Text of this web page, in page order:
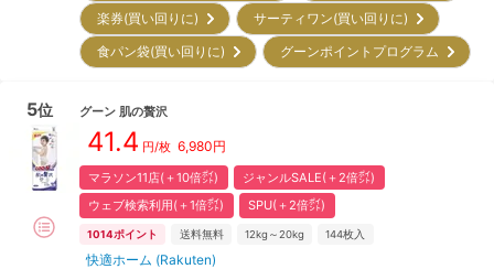
楽券(買い回りに)
サーティワン(買い回りに)
食パン袋(買い回りに)
グーンポイントプログラム
5位 グーン 肌の贅沢
41.4 円/枚 6,980円
マラソン11店(＋10倍㌽)
ジャンルSALE(＋2倍㌽)
ウェブ検索利用(＋1倍㌽)
SPU(＋2倍㌽)
1014ポイント 送料無料 12kg～20kg 144枚入
快適ホーム (Rakuten)